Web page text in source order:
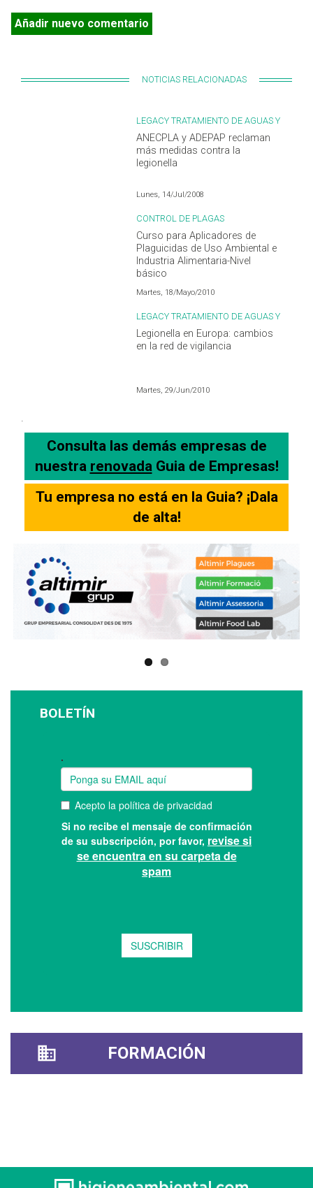
Añadir nuevo comentario
NOTICIAS RELACIONADAS
LEGACY TRATAMIENTO DE AGUAS Y
LEGIONELLA
ANECPLA y ADEPAP reclaman
más medidas contra la
legionella
Lunes, 14/Jul/2008
CONTROL DE PLAGAS
Curso para Aplicadores de
Plaguicidas de Uso Ambiental e
Industria Alimentaria-Nivel
básico
Martes, 18/Mayo/2010
LEGACY TRATAMIENTO DE AGUAS Y
LEGIONELLA
Legionella en Europa: cambios
en la red de vigilancia
Martes, 29/Jun/2010
.
Consulta las demás empresas de
nuestra renovadaGuia de Empresas!
Tu empresa no está en la Guia? ¡Dala
de alta!
BOLETÍN
FORMACIÓN